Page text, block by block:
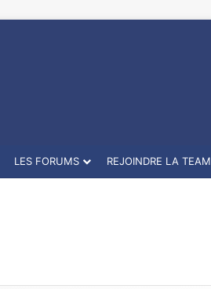
LES FORUMS REJOINDRE LA TEAM